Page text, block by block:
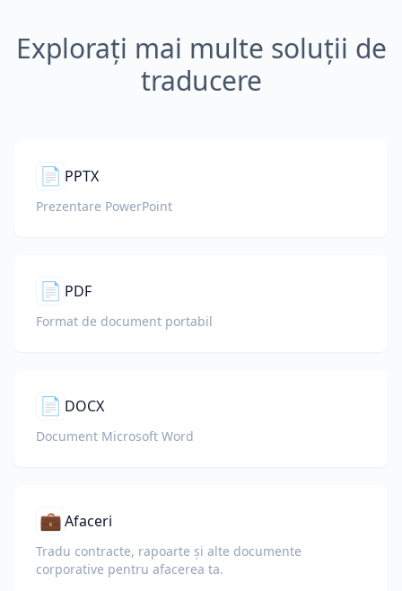
Explorați mai multe soluții de
traducere
📄 PPTX
Prezentare PowerPoint
📄 PDF
Format de document portabil
📄 DOCX
Document Microsoft Word
💼Afaceri
Tradu contracte, rapoarte și alte documente
corporative pentru afacerea ta.